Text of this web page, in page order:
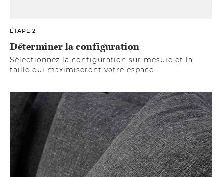
ÉTAPE 2
Déterminer la configuration
Sélectionnez la configuration sur mesure et la
taille qui maximiseront votre espace.